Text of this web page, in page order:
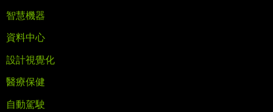
智慧機器
資料中心
設計視覺化
醫療保健
自動駕駛